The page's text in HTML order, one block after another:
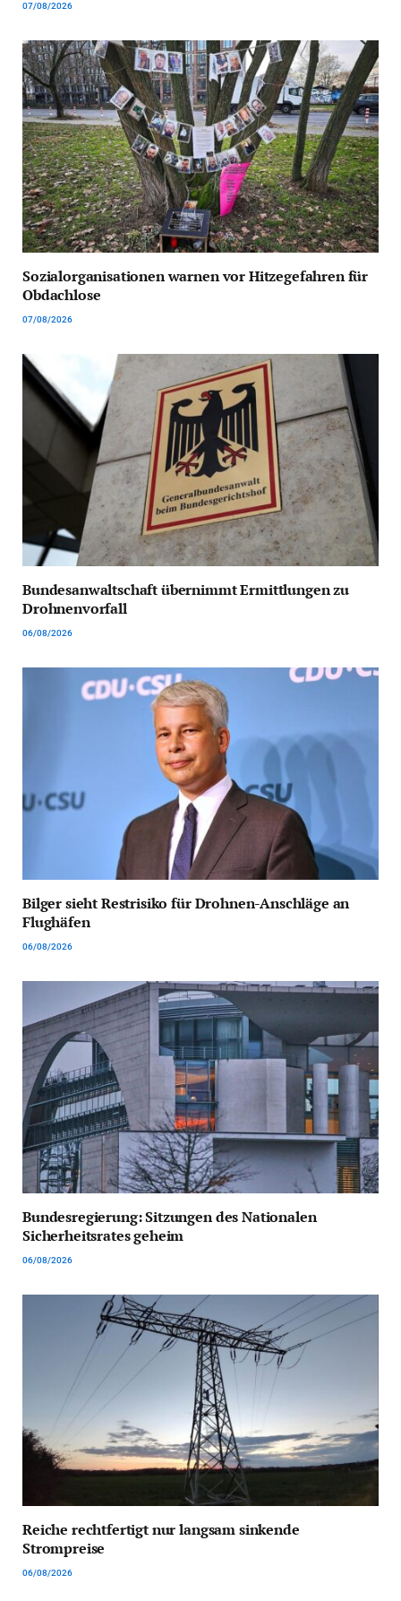
07/08/2026
Sozialorganisationen warnen vor Hitzegefahren für
Obdachlose
07/08/2026
Bundesanwaltschaft übernimmt Ermittlungen zu
Drohnenvorfall
06/08/2026
Bilger sieht Restrisiko für Drohnen-Anschläge an
Flughäfen
06/08/2026
Bundesregierung: Sitzungen des Nationalen
Sicherheitsrates geheim
06/08/2026
Reiche rechtfertigt nur langsam sinkende
Strompreise
06/08/2026